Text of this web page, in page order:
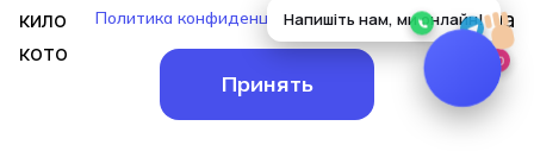
километров. Уже сейчас IТ есть везде, на
которую отрасль мы бы не посмотрели.
Политика конфиденциальности
Принять